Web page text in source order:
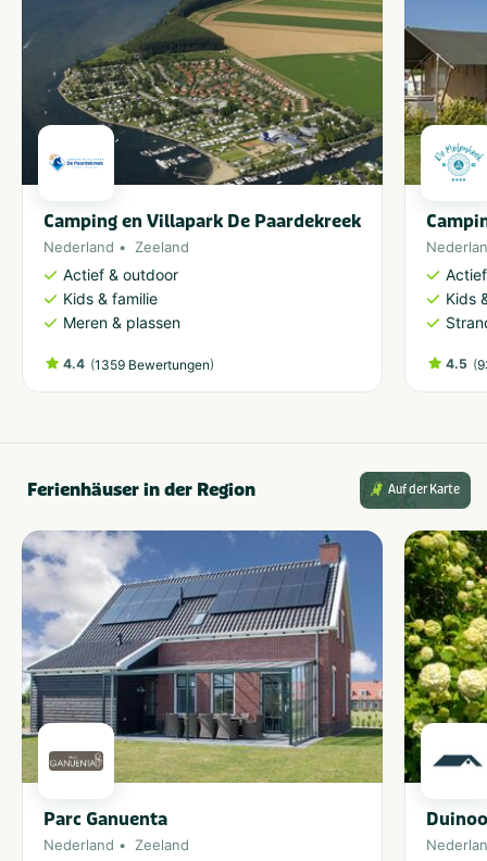
Camping en Villapark De Paardekreek
Nederland Zeeland
Actief & outdoor
Kids & familie
Meren & plassen
4.4 (1359 Bewertungen)
Kids
4.5 (
Ferienhäuser in der Region Auf der Karte
Parc Ganuenta
Nederland Zeeland